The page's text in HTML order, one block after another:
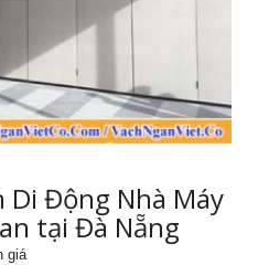
Di Động Nhà Máy
tại Đà Nẵng
giá